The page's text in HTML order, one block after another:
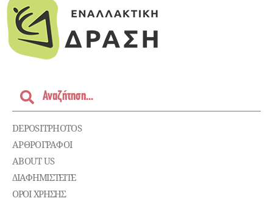
DEPOSITPHOTOS
ΑΡΘΡΟΓΡΑΦΟΙ
ABOUT US
ΔΙΑΦΗΜΙΣΤΕΊΤΕ
ΌΡΟΙ ΧΡΉΣΗΣ